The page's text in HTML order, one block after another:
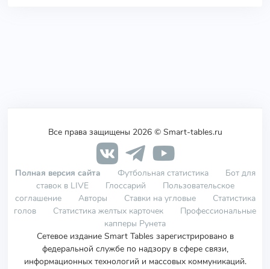
Все права защищены 2026 © Smart-tables.ru
Полная версия сайта Футбольная статистика
Бот для
ставок в LIVE
Глоссарий
Пользовательское
соглашение
Авторы Ставки на угловые
Статистика
голов
Статистика желтых карточек
Профессиональные
капперы Рунета
Сетевое издание Smart Tables зарегистрировано в
федеральной службе по надзору в сфере связи,
информационных технологий и массовых коммуникаций.